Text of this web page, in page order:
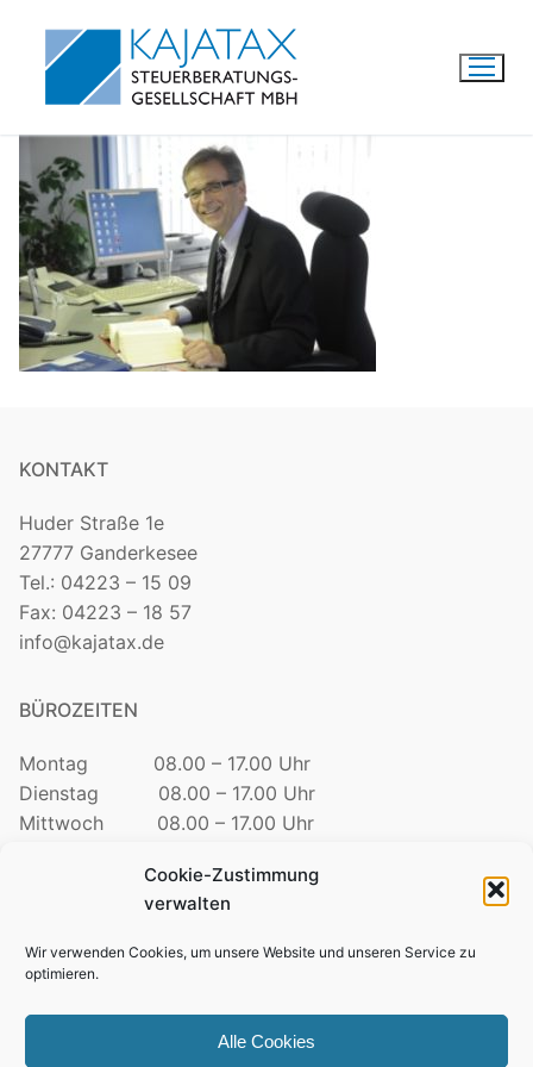
Cookie-Zustimmung
verwalten
Wir verwenden Cookies, um unsere Website und unseren Service zu
optimieren.
Alle Cookies
springen
KONTAKT
Huder Straße 1e
27777 Ganderkesee
Tel.: 04223 – 15 09
Fax: 04223 – 18 57
info@kajatax.de
BÜROZEITEN
Montag 08.00 – 17.00 Uhr
Dienstag 08.00 – 17.00 Uhr
Mittwoch 08.00 – 17.00 Uhr
Freitag 08.00 – 12.30 Uhr
TELEFONZEITEN
Freitag 09:00 – 12:00 Uhr